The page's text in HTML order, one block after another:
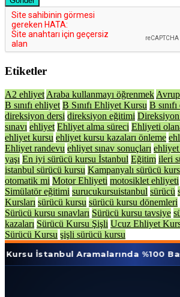
Etiketler
A2 ehliyet Araba kullanmayı öğrenmek
B sınıfı ehliyet B Sınıfı Ehliyet Kursu B
direksiyon dersi direksiyon eğitimi Direksiyon
sınavı ehliyet Ehliyet alma süreci Ehliyeti
ehliyet kursu ehliyet kursu kazaları önleme
Ehliyet randevu ehliyet sınav sonuçları ehliyet
yaşı En iyi sürücü kursu İstanbul Eğitim ileri
istanbul sürücü kursu Kampanyalı sürücü
otomatik mi Motor Ehliyeti motosiklet ehliyeti
Simülatör eğitimi surucukursuistanbul sürücü
Kursları sürücü kursu sürücü kursu dönemleri
Sürücü kursu sınavları Sürücü kursu tavsiye
kazaları Sürücü Kursu Şişli Ucuz Ehliyet
Sürücü Kursu şişli sürücü kursu
Aramalarında %100 Başarı ve